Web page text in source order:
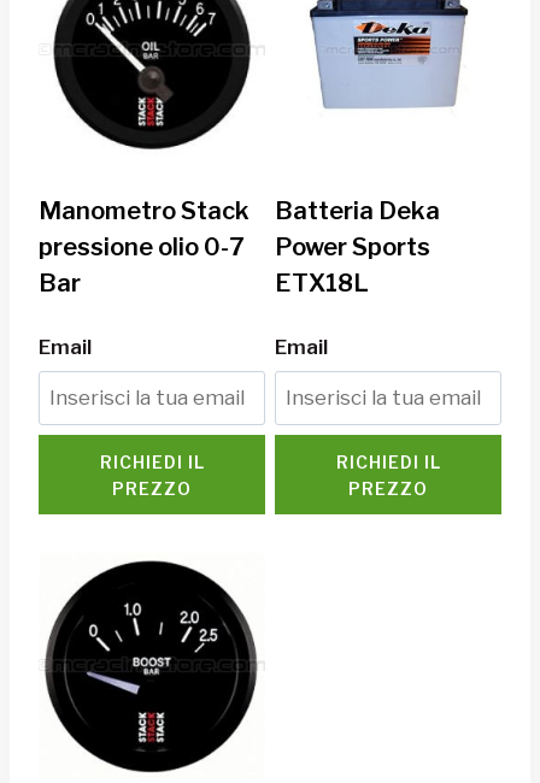
Manometro Stack
pressione olio 0-7
Bar
Email
RICHIEDI IL
PREZZO
Batteria Deka
Power Sports
ETX18L
Email
RICHIEDI IL
PREZZO